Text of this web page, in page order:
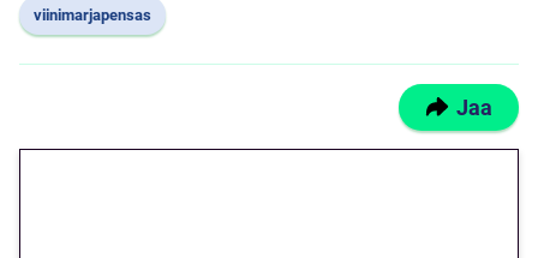
viinimarjapensas
Jaa